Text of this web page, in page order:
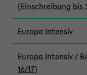
(Einschreibung bis
Europa Intensiv
Europa Intensiv /
16/17)